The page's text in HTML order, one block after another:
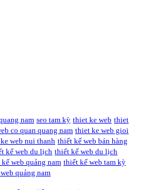
nam seo tam kỳ thiet ke web thiet
co quan quang nam thiet ke web gioi
web nui thanh thiết kế web bán hàng
kế web du lịch thiết kế web du lịch
web quảng nam thiết kế web tam kỳ
quảng nam